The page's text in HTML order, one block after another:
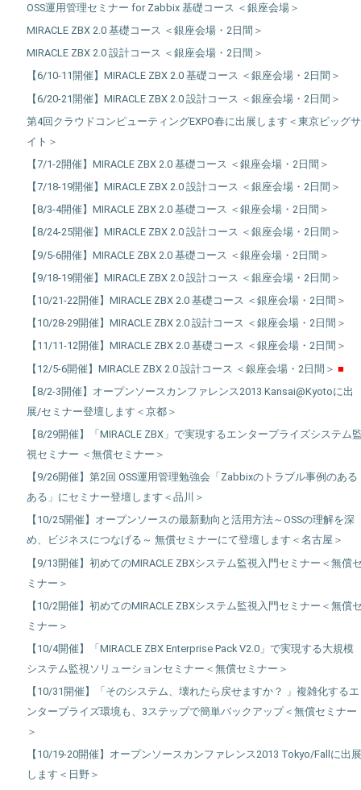
OSS運用管理セミナー for Zabbix 基礎コース ＜銀座会場＞
MIRACLE ZBX 2.0 基礎コース ＜銀座会場・2日間＞
MIRACLE ZBX 2.0 設計コース ＜銀座会場・2日間＞
【6/10-11開催】MIRACLE ZBX 2.0 基礎コース ＜銀座会場・2日間＞
【6/20-21開催】MIRACLE ZBX 2.0 設計コース ＜銀座会場・2日間＞
第4回クラウドコンピューティングEXPO春に出展します＜東京ビッグサ
イト＞
【7/1-2開催】MIRACLE ZBX 2.0 基礎コース ＜銀座会場・2日間＞
【7/18-19開催】MIRACLE ZBX 2.0 設計コース ＜銀座会場・2日間＞
【8/3-4開催】MIRACLE ZBX 2.0 基礎コース ＜銀座会場・2日間＞
【8/24-25開催】MIRACLE ZBX 2.0 設計コース ＜銀座会場・2日間＞
【9/5-6開催】MIRACLE ZBX 2.0 基礎コース ＜銀座会場・2日間＞
【9/18-19開催】MIRACLE ZBX 2.0 設計コース ＜銀座会場・2日間＞
【10/21-22開催】MIRACLE ZBX 2.0 基礎コース ＜銀座会場・2日間＞
【10/28-29開催】MIRACLE ZBX 2.0 設計コース ＜銀座会場・2日間＞
【11/11-12開催】MIRACLE ZBX 2.0 基礎コース ＜銀座会場・2日間＞
【12/5-6開催】MIRACLE ZBX 2.0 設計コース ＜銀座会場・2日間＞
【8/2-3開催】オープンソースカンファレンス2013 Kansai@Kyotoに出
展/セミナー登壇します＜京都＞
【8/29開催】「MIRACLE ZBX」で実現するエンタープライズシステム
視セミナー ＜無償セミナー＞
【9/26開催】第2回 OSS運用管理勉強会「Zabbixのトラブル事例のある
ある」にセミナー登壇します＜品川＞
【10/25開催】オープンソースの最新動向と活用方法～OSSの理解を深
め、ビジネスにつなげる～ 無償セミナーにて登壇します＜名古屋＞
【9/13開催】初めてのMIRACLE ZBXシステム監視入門セミナー＜無償
ミナー＞
【10/2開催】初めてのMIRACLE ZBXシステム監視入門セミナー＜無償
ミナー＞
【10/4開催】「MIRACLE ZBX Enterprise Pack V2.0」で実現する大規模
システム監視ソリューションセミナー＜無償セミナー＞
【10/31開催】「そのシステム、壊れたら戻せますか？ 」複雑化するエ
ンタープライズ環境も、3ステップで簡単バックアップ＜無償セミナー
＞
【10/19-20開催】オープンソースカンファレンス2013 Tokyo/Fallに出展
します＜日野＞